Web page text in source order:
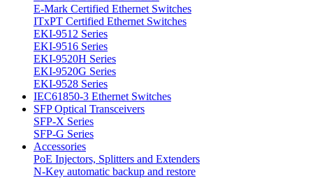
E-Mark Certified Ethernet Switches
ITxPT Certified Ethernet Switches
EKI-9512 Series
EKI-9516 Series
EKI-9520H Series
EKI-9520G Series
EKI-9528 Series
IEC61850-3 Ethernet Switches
SFP Optical Transceivers
SFP-X Series
SFP-G Series
Accessories
PoE Injectors, Splitters and Extenders
N-Key automatic backup and restore